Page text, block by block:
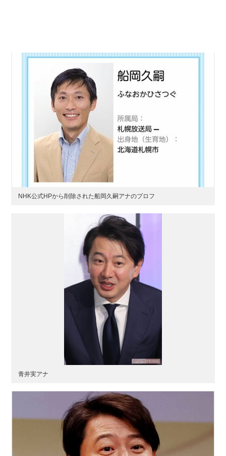
NHK公式HPから削除された船岡久嗣アナのプロフ
青井実アナ